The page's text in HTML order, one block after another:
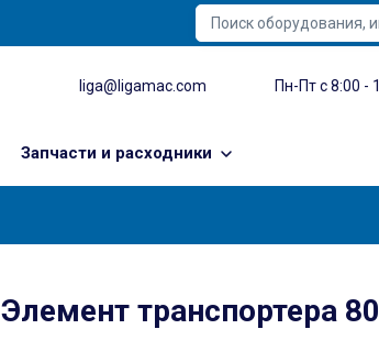
liga@ligamac.com Пн-Пт с 8:00 -
Запчасти и расходники
Элемент транспортера